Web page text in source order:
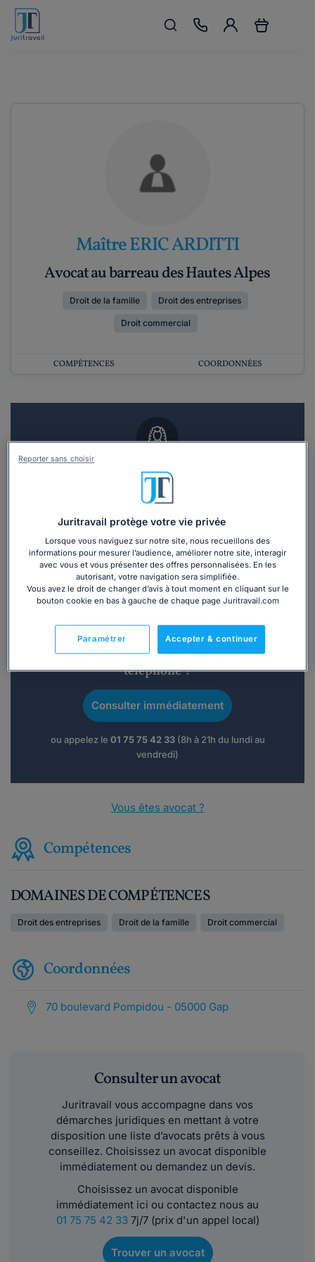
Maître ERIC ARDITTI
Avocat au barreau des Hautes Alpes
Droit de la famille Droit des entreprises
Droit commercial
COMPÉTENCES COORDONNÉES
Vous souhaitez un RDV en cabinet avec un
avocat ?
Recevoir des devis d'avocats
3 devis en 48h
Vous souhaitez une consultation par
téléphone ?
Consulter immédiatement
ou appelez le 01 75 75 42 33(8h à 21h du lundi au
vendredi)
Vous êtes avocat ?
Compétences
DOMAINES DE COMPÉTENCES
Droit des entreprises Droit de la famille Droit commercial
Coordonnées
70 boulevard Pompidou - 05000 Gap
Consulter un avocat
Juritravail vous accompagne dans vos
démarches juridiques en mettant à votre
disposition une liste d’avocats prêts à vous
conseillez. Choisissez un avocat disponible
immédiatement ou demandez un devis.
Choisissez un avocat disponible
immédiatement ici ou contactez nous au
01 75 75 42 337j/7 (prix d'un appel local)
Trouver un avocat
Juritravail protège votre vie privée
Lorsque vous naviguez sur notre site, nous recueillons des
informations pour mesurer l’audience, améliorer notre site, interagir
avec vous et vous présenter des offres personnalisées. En les
autorisant, votre navigation sera simplifiée.
Vous avez le droit de changer d’avis à tout moment en cliquant sur le
bouton cookie en bas à gauche de chaque page Juritravail.com
Accepter & continuer
Paramétrer
Reporter sans choisir